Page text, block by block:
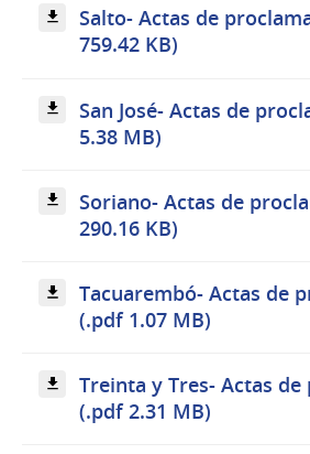
Salto- Actas de
759.42 KB)
San José- Actas de
5.38 MB)
Soriano- Actas de
290.16 KB)
Tacuarembó- Actas de
(.pdf 1.07 MB)
Treinta y Tres- Actas
(.pdf 2.31 MB)